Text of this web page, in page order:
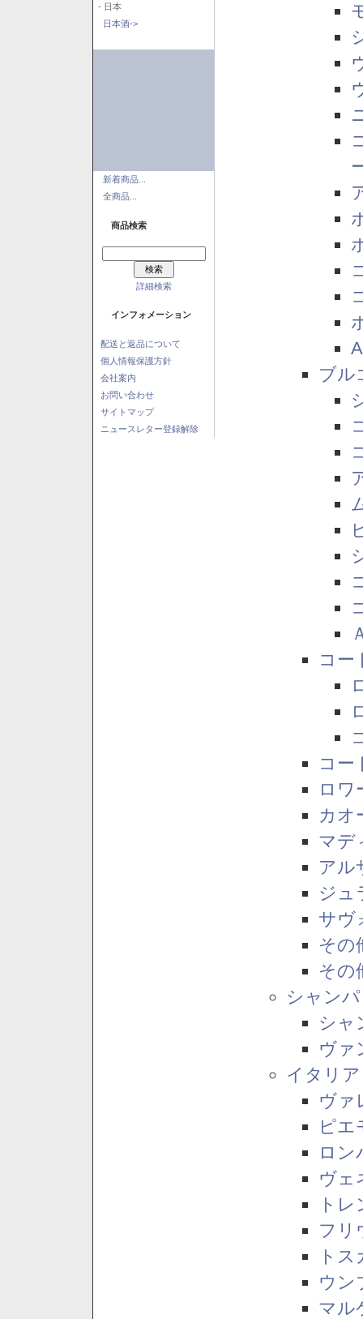
- 日本
日本酒->
新着商品...
全商品...
商品検索
詳細検索
インフォメーション
配送と返品について
個人情報保護方針
会社案内
お問い合わせ
サイトマップ
ニュースレター登録解除
ブル
コー
コー
ロワ
カオ
マデ
アル
ジュ
サヴ
その
その
シャン
シャ
ヴァ
イタリア
ヴァ
ピエ
ロン
ヴェ
ト
フリ
ト
ウン
マル